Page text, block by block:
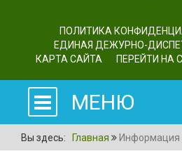
ПОЛИТИКА
ЕДИНАЯ ДЕЖУРНО-
КАРТА САЙТА
ПЕРЕЙТИ НА
МЕНЮ
Вы здесь: Главная Информация